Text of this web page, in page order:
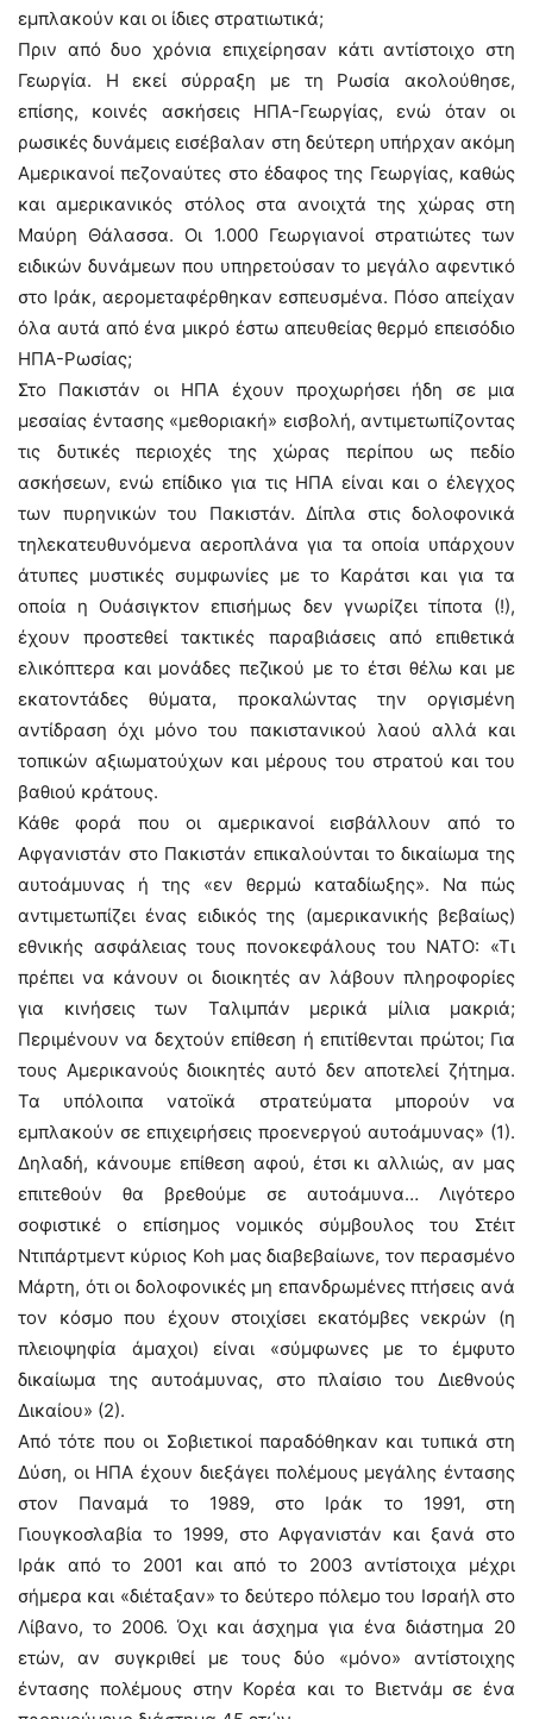
εμπλακούν και οι ίδιες στρατιωτικά;
Πριν από δυο χρόνια επιχείρησαν κάτι αντίστοιχο στη
Γεωργία. Η εκεί σύρραξη με τη Ρωσία ακολούθησε,
επίσης, κοινές ασκήσεις ΗΠΑ-Γεωργίας, ενώ όταν οι
ρωσικές δυνάμεις εισέβαλαν στη δεύτερη υπήρχαν ακόμη
Αμερικανοί πεζοναύτες στο έδαφος της Γεωργίας, καθώς
και αμερικανικός στόλος στα ανοιχτά της χώρας στη
Μαύρη Θάλασσα. Οι 1.000 Γεωργιανοί στρατιώτες των
ειδικών δυνάμεων που υπηρετούσαν το μεγάλο αφεντικό
στο Ιράκ, αερομεταφέρθηκαν εσπευσμένα. Πόσο απείχαν
όλα αυτά από ένα μικρό έστω απευθείας θερμό επεισόδιο
ΗΠΑ-Ρωσίας;
Στο Πακιστάν οι ΗΠΑ έχουν προχωρήσει ήδη σε μια
μεσαίας έντασης «μεθοριακή» εισβολή, αντιμετωπίζοντας
τις δυτικές περιοχές της χώρας περίπου ως πεδίο
ασκήσεων, ενώ επίδικο για τις ΗΠΑ είναι και ο έλεγχος
των πυρηνικών του Πακιστάν. Δίπλα στις δολοφονικά
τηλεκατευθυνόμενα αεροπλάνα για τα οποία υπάρχουν
άτυπες μυστικές συμφωνίες με το Καράτσι και για τα
οποία η Ουάσιγκτον επισήμως δεν γνωρίζει τίποτα (!),
έχουν προστεθεί τακτικές παραβιάσεις από επιθετικά
ελικόπτερα και μονάδες πεζικού με το έτσι θέλω και με
εκατοντάδες θύματα, προκαλώντας την οργισμένη
αντίδραση όχι μόνο του πακιστανικού λαού αλλά και
τοπικών αξιωματούχων και μέρους του στρατού και του
βαθιού κράτους.
Κάθε φορά που οι αμερικανοί εισβάλλουν από το
Αφγανιστάν στο Πακιστάν επικαλούνται το δικαίωμα της
αυτοάμυνας ή της «εν θερμώ καταδίωξης». Να πώς
αντιμετωπίζει ένας ειδικός της (αμερικανικής βεβαίως)
εθνικής ασφάλειας τους πονοκεφάλους του ΝΑΤΟ: «Τι
πρέπει να κάνουν οι διοικητές αν λάβουν πληροφορίες
για κινήσεις των Ταλιμπάν μερικά μίλια μακριά;
Περιμένουν να δεχτούν επίθεση ή επιτίθενται πρώτοι; Για
τους Αμερικανούς διοικητές αυτό δεν αποτελεί ζήτημα.
Τα υπόλοιπα νατοϊκά στρατεύματα μπορούν να
εμπλακούν σε επιχειρήσεις προενεργού αυτοάμυνας» (1).
Δηλαδή, κάνουμε επίθεση αφού, έτσι κι αλλιώς, αν μας
επιτεθούν θα βρεθούμε σε αυτοάμυνα… Λιγότερο
σοφιστικέ ο επίσημος νομικός σύμβουλος του Στέιτ
Ντιπάρτμεντ κύριος Koh μας διαβεβαίωνε, τον περασμένο
Μάρτη, ότι οι δολοφονικές μη επανδρωμένες πτήσεις ανά
τον κόσμο που έχουν στοιχίσει εκατόμβες νεκρών (η
πλειοψηφία άμαχοι) είναι «σύμφωνες με το έμφυτο
δικαίωμα της αυτοάμυνας, στο πλαίσιο του Διεθνούς
Δικαίου» (2).
Από τότε που οι Σοβιετικοί παραδόθηκαν και τυπικά στη
Δύση, οι ΗΠΑ έχουν διεξάγει πολέμους μεγάλης έντασης
στον Παναμά το 1989, στο Ιράκ το 1991, στη
Γιουγκοσλαβία το 1999, στο Αφγανιστάν και ξανά στο
Ιράκ από το 2001 και από το 2003 αντίστοιχα μέχρι
σήμερα και «διέταξαν» το δεύτερο πόλεμο του Ισραήλ στο
Λίβανο, το 2006. Όχι και άσχημα για ένα διάστημα 20
ετών, αν συγκριθεί με τους δύο «μόνο» αντίστοιχης
έντασης πολέμους στην Κορέα και το Βιετνάμ σε ένα